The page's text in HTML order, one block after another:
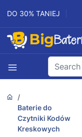
DO 30% TANIEJ
Baterie do
Czytniki Kodów
Kreskowych